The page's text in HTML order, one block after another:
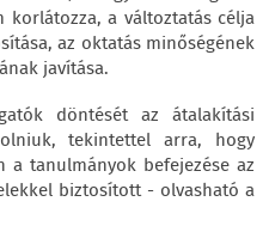
a változtatás célja
az oktatás minőségének
javítása.
döntését az átalakítási
tekintettel arra, hogy
tanulmányok befejezése az
biztosított - olvasható a